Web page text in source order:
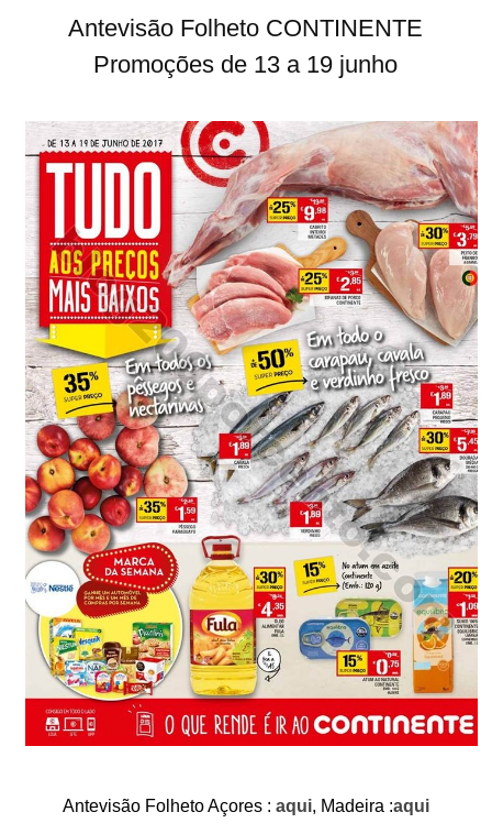
Antevisão Folheto CONTINENTE
Promoções de 13 a 19 junho
Antevisão Folheto Açores : aqui, Madeira :aqui